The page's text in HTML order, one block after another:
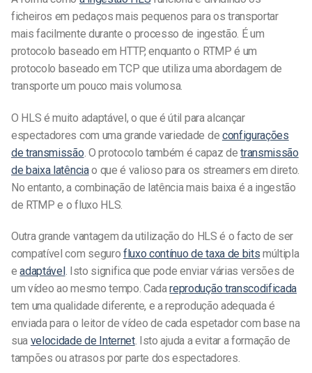
ficheiros em pedaços mais pequenos para os transportar
mais facilmente durante o processo de ingestão. É um
protocolo baseado em HTTP, enquanto o RTMP é um
protocolo baseado em TCP que utiliza uma abordagem de
transporte um pouco mais volumosa.
O HLS é muito adaptável, o que é útil para alcançar
espectadores com uma grande variedade de configurações
de transmissão . O protocolo também é capaz detransmissão
de baixa latênciao que é valioso para os streamers em direto.
No entanto, a combinação de latência mais baixa é a ingestão
de RTMP e o fluxo HLS.
Outra grande vantagem da utilização do HLS é o facto de ser
compatível com seguro fluxo contínuo de taxa de bits múltipla
eadaptável . Isto significa que pode enviar várias versões de
um vídeo ao mesmo tempo. Cadareprodução transcodificada
tem uma qualidade diferente, e a reprodução adequada é
enviada para o leitor de vídeo de cada espetador com base na
sua velocidade de Internet. Isto ajuda a evitar a formação de
tampões ou atrasos por parte dos espectadores.